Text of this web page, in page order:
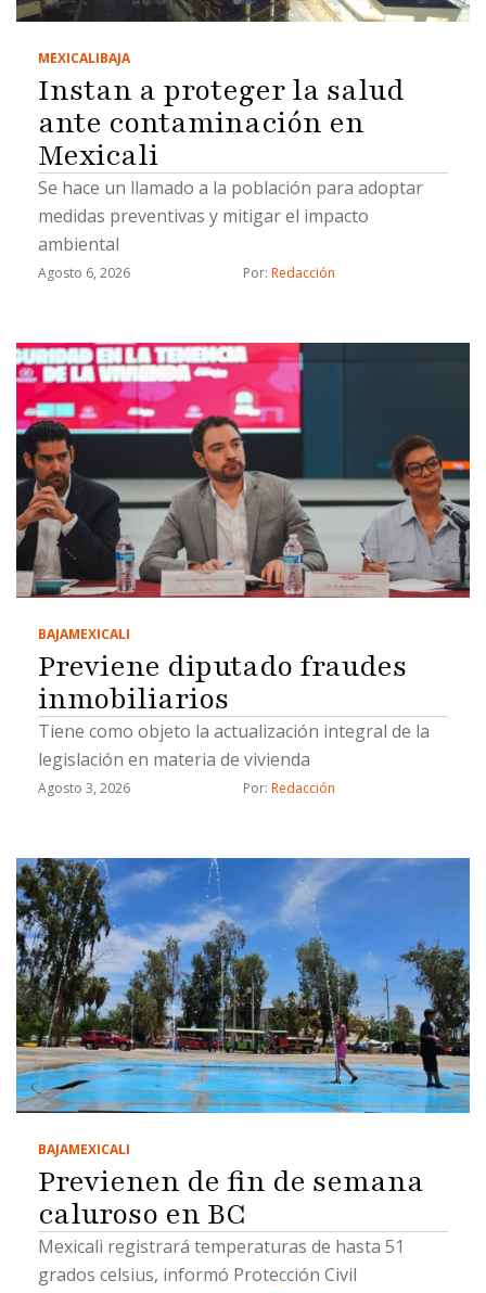
MEXICALIBAJA
Instan a proteger la salud
ante contaminación en
Mexicali
Se hace un llamado a la población para adoptar
medidas preventivas y mitigar el impacto
ambiental
Agosto 6, 2026 Por: Redacción
BAJAMEXICALI
Previene diputado fraudes
inmobiliarios
Tiene como objeto la actualización integral de la
legislación en materia de vivienda
Agosto 3, 2026 Por: Redacción
BAJAMEXICALI
Previenen de fin de semana
caluroso en BC
Mexicali registrará temperaturas de hasta 51
grados celsius, informó Protección Civil